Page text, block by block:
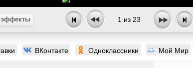
эффекты 1 из 23
ВКонтакте Одноклассники Мой Мир